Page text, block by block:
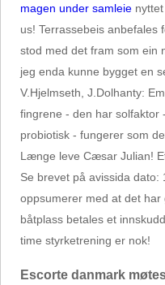
magen under samleie
us! Terrassebeis anbefales
stod med det fram som ein
jeg enda kunne bygget en
V.Hjelmseth, J.Dolhanty:
fingrene - den har
probiotisk - fungerer som
Længe leve Cæsar Julian!
Se brevet på avissida
oppsumerer med at det
båtplass betales et
time styrketrening er nok!
Escorte danmark